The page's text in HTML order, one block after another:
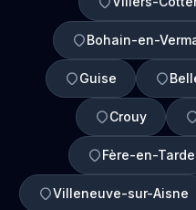
Bohain-en-
Guise
Crouy
Fère-en-
Villeneuve-sur-Aisne